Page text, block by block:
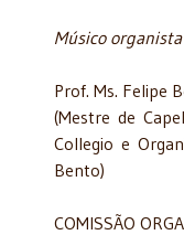
Músico organista
Prof. Ms. Felipe
(Mestre de
Collegio e
Bento)
COMISSÃO